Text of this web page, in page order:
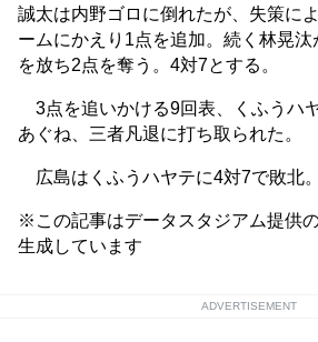
誠太は内野ゴロに倒れたが、失策に
ームにかえり1点を追加。続く林晃
を放ち2点を奪う。4対7とする。
3点を追いかける9回表、くふうハ
あぐね、三者凡退に打ち取られた。
広島はくふうハヤテに4対7で敗北。
※この記事はデータスタジアム提供
生成しています
ADVERTISEMENT